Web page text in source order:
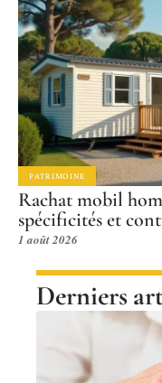
PATRIMOINE
Rachat mobil
spécificités et
1 août 2026
Derniers